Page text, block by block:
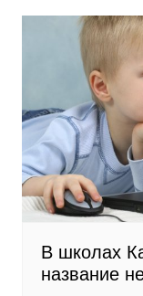
В школах
название